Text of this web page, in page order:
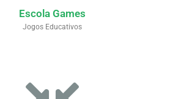
Escola Games
Jogos Educativos